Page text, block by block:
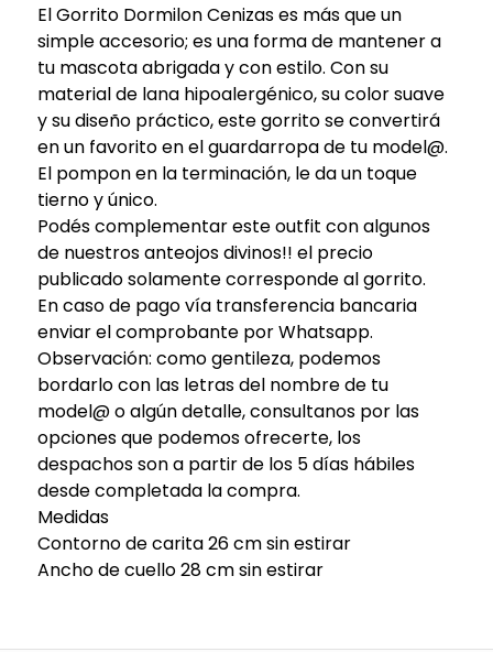
El Gorrito Dormilon Cenizas es más que un
simple accesorio; es una forma de mantener a
tu mascota abrigada y con estilo. Con su
material de lana hipoalergénico, su color suave
y su diseño práctico, este gorrito se convertirá
en un favorito en el guardarropa de tu model@.
El pompon en la terminación, le da un toque
tierno y único.
Podés complementar este outfit con algunos
de nuestros anteojos divinos!! el precio
publicado solamente corresponde al gorrito.
En caso de pago vía transferencia bancaria
enviar el comprobante por Whatsapp.
Observación: como gentileza, podemos
bordarlo con las letras del nombre de tu
model@ o algún detalle, consultanos por las
opciones que podemos ofrecerte, los
despachos son a partir de los 5 días hábiles
desde completada la compra.
Medidas
Contorno de carita 26 cm sin estirar
Ancho de cuello 28 cm sin estirar